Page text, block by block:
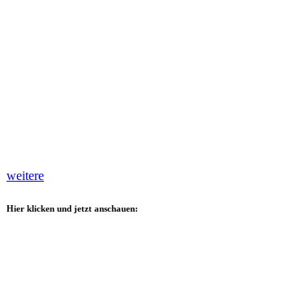
weitere
Hier klicken und jetzt anschauen: